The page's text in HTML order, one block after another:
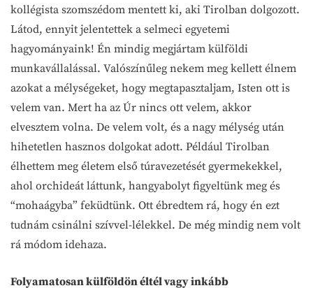
kollégista szomszédom mentett ki, aki Tirolban dolgozott.
Látod, ennyit jelentettek a selmeci egyetemi
hagyományaink! Én mindig megjártam külföldi
munkavállalással. Valószínűleg nekem meg kellett élnem
azokat a mélységeket, hogy megtapasztaljam, Isten ott is
velem van. Mert ha az Úr nincs ott velem, akkor
elvesztem volna. De velem volt, és a nagy mélység után
hihetetlen hasznos dolgokat adott. Például Tirolban
élhettem meg életem első túravezetését gyermekekkel,
ahol orchideát láttunk, hangyabolyt figyeltünk meg és
“mohaágyba” feküdtünk. Ott ébredtem rá, hogy én ezt
tudnám csinálni szívvel-lélekkel. De még mindig nem volt
rá módom idehaza.
Folyamatosan külföldön éltél vagy inkább